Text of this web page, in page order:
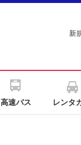
新
高速バス レンタ